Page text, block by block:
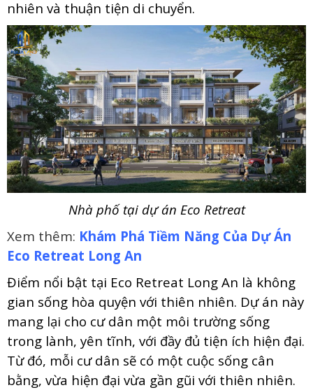
nhiên và thuận tiện di chuyển.
Nhà phố tại dự án Eco Retreat
Xem thêm: Khám Phá Tiềm Năng Của Dự Án
Eco Retreat Long An
Điểm nổi bật tại Eco Retreat Long An là không
gian sống hòa quyện với thiên nhiên. Dự án này
mang lại cho cư dân một môi trường sống
trong lành, yên tĩnh, với đầy đủ tiện ích hiện đại.
Từ đó, mỗi cư dân sẽ có một cuộc sống cân
bằng, vừa hiện đại vừa gần gũi với thiên nhiên.